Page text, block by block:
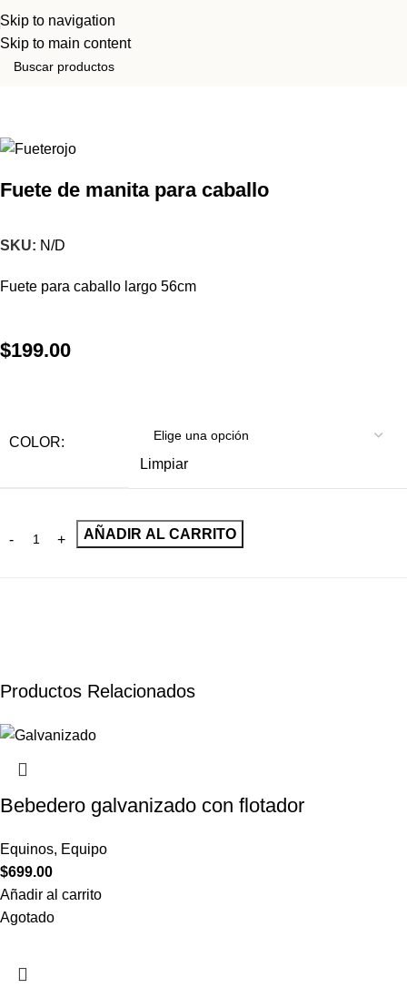
Skip to navigation
Skip to main content
Fuete de manita para caballo
SKU: N/D
Fuete para caballo largo 56cm
$199.00
COLOR:
Limpiar
AÑADIR AL CARRITO
Productos Relacionados
Bebedero galvanizado con flotador
Equinos, Equipo
$699.00
Añadir al carrito
Agotado